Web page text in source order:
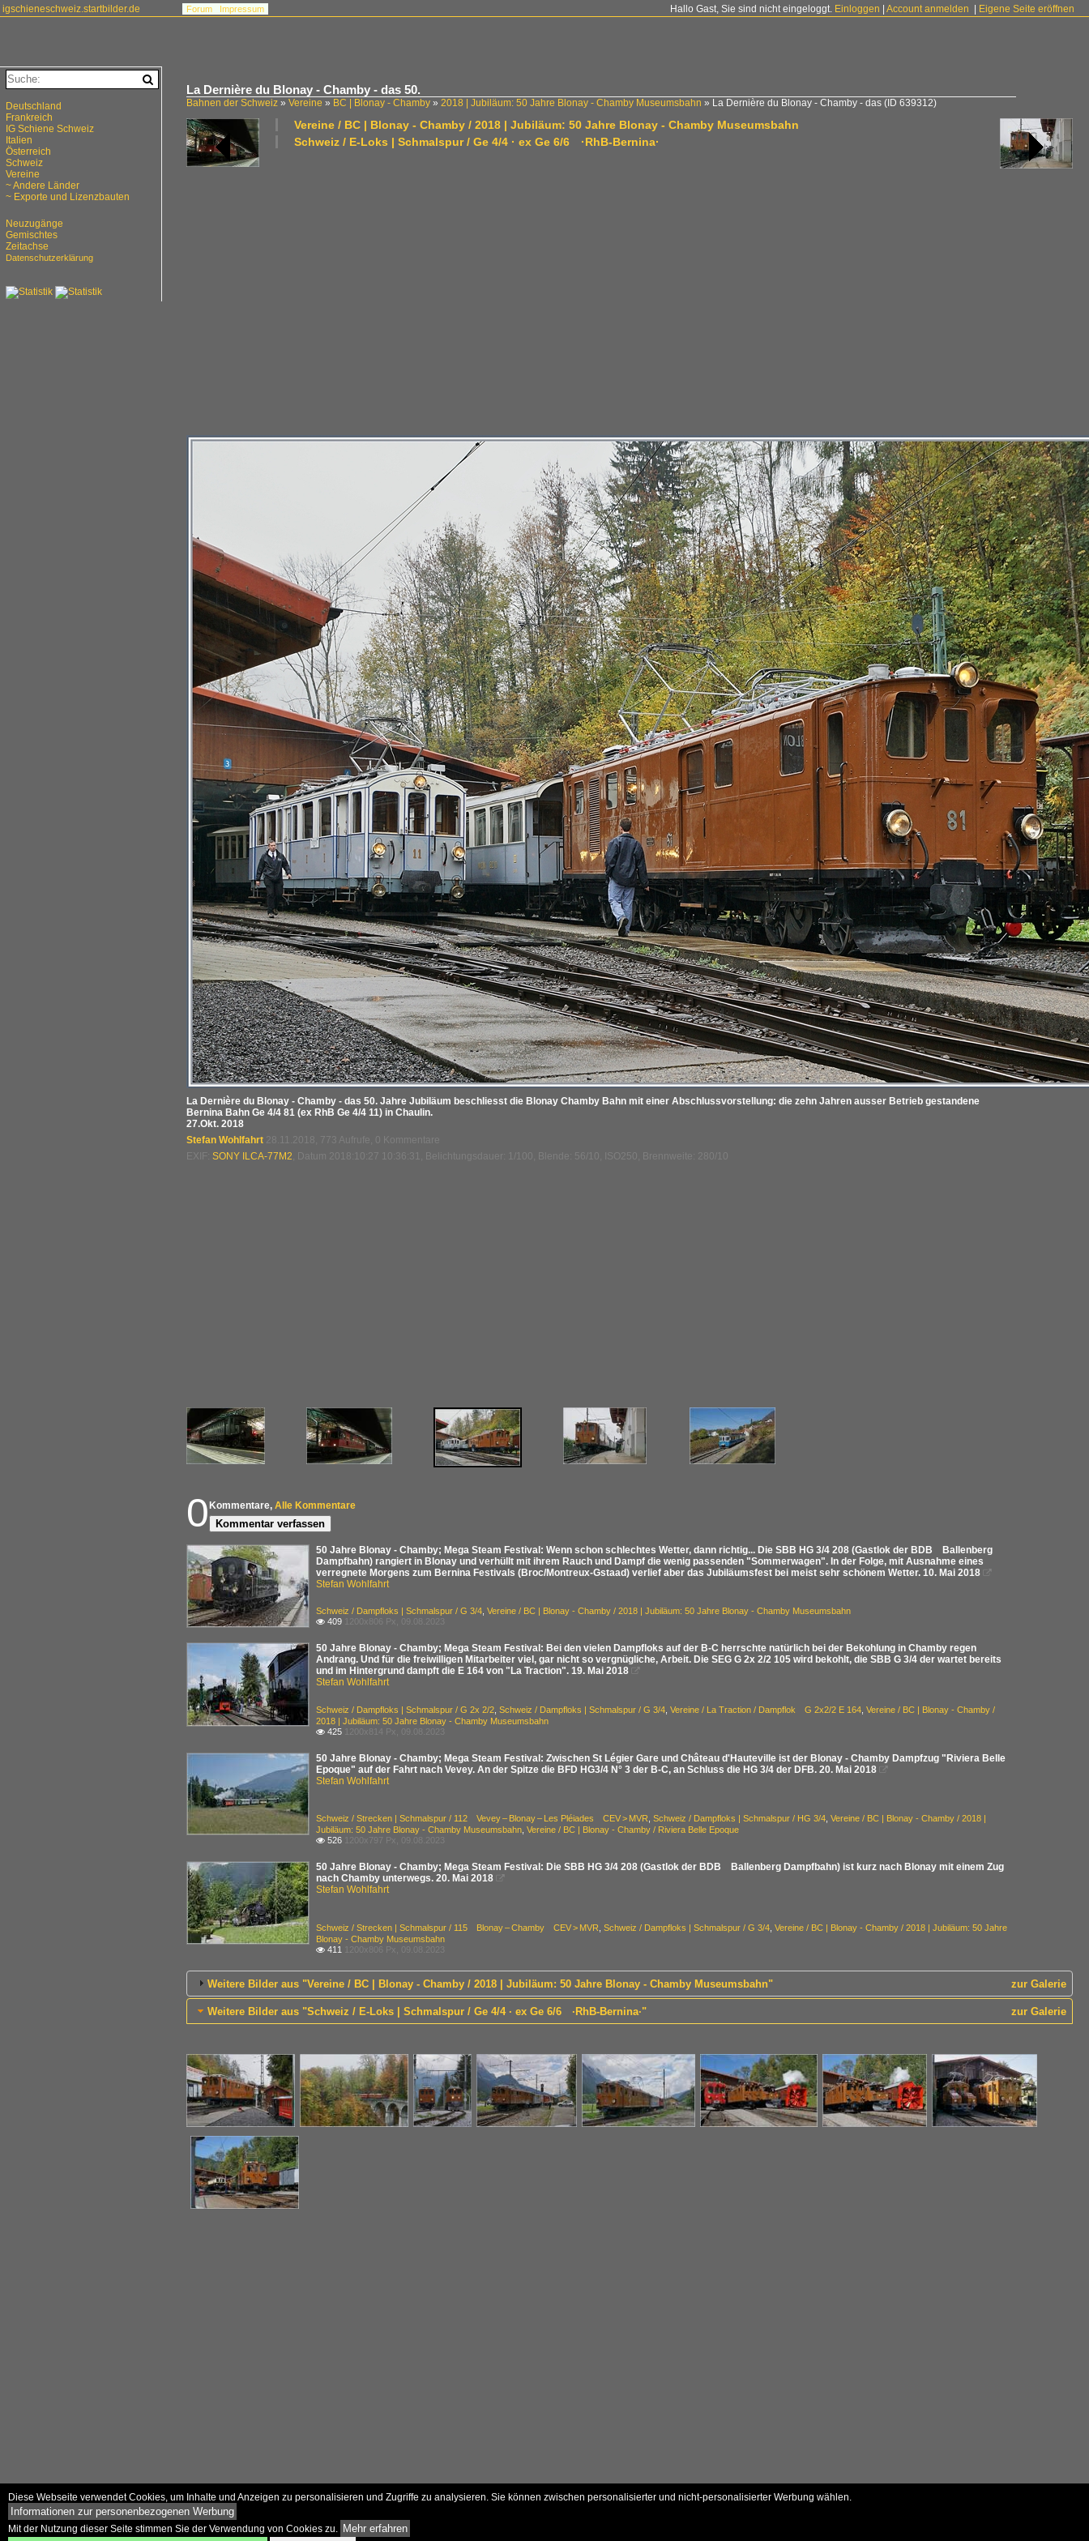
igschieneschweiz.startbilder.de Hallo Gast, Sie sind nicht eingeloggt. Einloggen Account anmelden Eigene Seite eröffnen
Forum Impressum
La Dernière du Blonay - Chamby - das 50.
Bahnen der Schweiz » Vereine » BC | Blonay - Chamby » 2018 | Jubiläum: 50 Jahre Blonay - Chamby Museumsbahn » La Dernière du Blonay - Chamby - das (ID 639312)
Vereine / BC | Blonay - Chamby / 2018 | Jubiläum: 50 Jahre Blonay - Chamby Museumsbahn
Schweiz / E-Loks | Schmalspur / Ge 4/4 · ex Ge 6/6 ·RhB-Bernina·
La Dernière du Blonay - Chamby - das 50. Jahre Jubiläum beschliesst die Blonay Chamby Bahn mit einer Abschlussvorstellung: die zehn Jahren ausser Betrieb gestandene
Bernina Bahn Ge 4/4 81 (ex RhB Ge 4/4 11) in Chaulin.
27.Okt. 2018
Stefan Wohlfahrt 28.11.2018, 773 Aufrufe, 0 Kommentare
EXIF: SONY ILCA-77M2 , Datum 2018:10:27 10:36:31, Belichtungsdauer: 1/100, Blende: 56/10, ISO250, Brennweite: 280/10
0 Kommentare, Alle Kommentare
Kommentar verfassen
50 Jahre Blonay - Chamby; Mega Steam Festival: Wenn schon schlechtes Wetter, dann richtig... Die SBB HG 3/4 208 (Gastlok der BDB Ballenberg
Dampfbahn) rangiert in Blonay und verhüllt mit ihrem Rauch und Dampf die wenig passenden "Sommerwagen". In der Folge, mit Ausnahme eines
verregnete Morgens zum Bernina Festivals (Broc/Montreux-Gstaad) verlief aber das Jubiläumsfest bei meist sehr schönem Wetter. 10. Mai 2018

Stefan Wohlfahrt
Schweiz / Dampfloks | Schmalspur / G 3/4 Vereine / BC | Blonay - Chamby / 2018 | Jubiläum: 50 Jahre Blonay - Chamby Museumsbahn
 409 1200x806 Px, 09.08.2023
50 Jahre Blonay - Chamby; Mega Steam Festival: Bei den vielen Dampfloks auf der B-C herrschte natürlich bei der Bekohlung in Chamby regen
Andrang. Und für die freiwilligen Mitarbeiter viel, gar nicht so vergnügliche, Arbeit. Die SEG G 2x 2/2 105 wird bekohlt, die SBB G 3/4 der wartet bereits
und im Hintergrund dampft die E 164 von "La Traction". 19. Mai 2018

Stefan Wohlfahrt
Schweiz / Dampfloks | Schmalspur / G 2x 2/2 Schweiz / Dampfloks | Schmalspur / G 3/4 Vereine / La Traction / Dampflok G 2x2/2 E 164 Vereine / BC | Blonay - Chamby /
2018 | Jubiläum: 50 Jahre Blonay - Chamby Museumsbahn
 425 1200x814 Px, 09.08.2023
50 Jahre Blonay - Chamby; Mega Steam Festival: Zwischen St Légier Gare und Château d'Hauteville ist der Blonay - Chamby Dampfzug "Riviera Belle
Epoque" auf der Fahrt nach Vevey. An der Spitze die BFD HG3/4 N° 3 der B-C, an Schluss die HG 3/4 der DFB. 20. Mai 2018

Stefan Wohlfahrt
Schweiz / Strecken | Schmalspur / 112 Vevey – Blonay – Les Pléiades CEV > MVR Schweiz / Dampfloks | Schmalspur / HG 3/4 Vereine / BC | Blonay - Chamby / 2018 |
Jubiläum: 50 Jahre Blonay - Chamby Museumsbahn Vereine / BC | Blonay - Chamby / Riviera Belle Epoque
 526 1200x797 Px, 09.08.2023
50 Jahre Blonay - Chamby; Mega Steam Festival: Die SBB HG 3/4 208 (Gastlok der BDB Ballenberg Dampfbahn) ist kurz nach Blonay mit einem Zug
nach Chamby unterwegs. 20. Mai 2018

Stefan Wohlfahrt
Schweiz / Strecken | Schmalspur / 115 Blonay – Chamby CEV > MVR Schweiz / Dampfloks | Schmalspur / G 3/4 Vereine / BC | Blonay - Chamby / 2018 | Jubiläum: 50 Jahre
Blonay - Chamby Museumsbahn
 411 1200x806 Px, 09.08.2023
zur Galerie
Weitere Bilder aus "Vereine / BC | Blonay - Chamby / 2018 | Jubiläum: 50 Jahre Blonay - Chamby Museumsbahn"
zur Galerie
Weitere Bilder aus "Schweiz / E-Loks | Schmalspur / Ge 4/4 · ex Ge 6/6 ·RhB-Bernina·"
Deutschland
Frankreich
IG Schiene Schweiz
Italien
Österreich
Schweiz
Vereine
~ Andere Länder
~ Exporte und Lizenzbauten
Neuzugänge
Gemischtes
Zeitachse
Datenschutzerklärung
Diese Webseite verwendet Cookies, um Inhalte und Anzeigen zu personalisieren und Zugriffe zu analysieren. Sie können zwischen personalisierter und nicht-personalisierter Werbung wählen.
Informationen zur personenbezogenen Werbung
Mit der Nutzung dieser Seite stimmen Sie der Verwendung von Cookies zu. Mehr erfahren